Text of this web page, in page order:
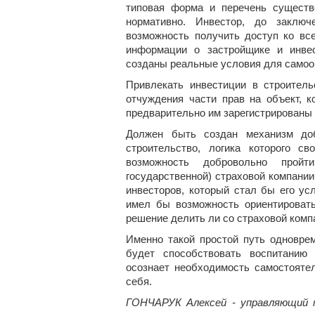
типовая форма и перечень
нормативно. Инвестор, до
возможность получить доступ ко
информации о застройщике и
созданы реальные условия для
Привлекать инвестиции в
отчуждения части прав на объект,
предварительно им
Должен быть создан механизм
строительство, логика которого
возможность добровольно
государственной) страховой
инвесторов, который стал бы его
имел бы возможность
решение делить ли со страховой
Именно такой простой путь
будет способствовать
осознает необходимость
себя.
ГОНЧАРУК Алексей - управляющий